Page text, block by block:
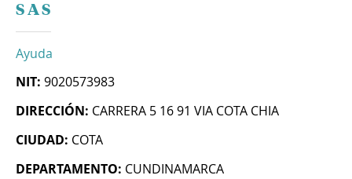
S A S
Ayuda
NIT: 9020573983
DIRECCIÓN: CARRERA 5 16 91 VIA COTA CHIA
CIUDAD: COTA
DEPARTAMENTO: CUNDINAMARCA